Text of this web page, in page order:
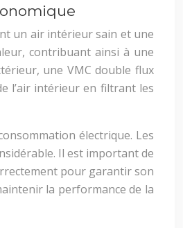
un air intérieur sain et une
contribuant ainsi à une
une VMC double flux
l’air intérieur en filtrant les
électrique. Les
Il est important de
pour garantir son
la performance de la